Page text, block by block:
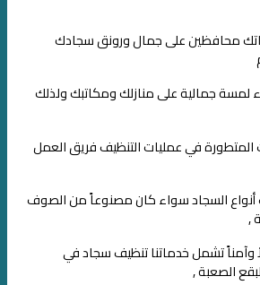
محافظين على جمال ورونق سجادك
لمسة جمالية على منازلك ومكاتبكولذلك
المتطورة في عمليات التنظيففريق العمل
السجاد سواء كان مصنوعاً من الصوف
,
وآمناًتشمل خدماتنا تنظيف سجاد في
الصعبة ,